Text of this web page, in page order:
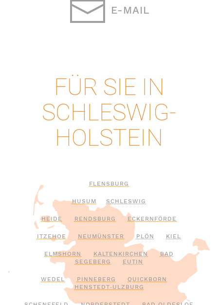
E-MAIL
FÜR SIE IN
SCHLESWIG-
HOLSTEIN
FLENSBURG
HUSUM SCHLESWIG
HEIDE RENDSBURG ECKERNFÖRDE
ITZEHOE NEUMÜNSTER PLÖN KIEL
ELMSHORN KALTENKIRCHEN
BAD
SEGEBERG
EUTIN
WEDEL PINNEBERG
QUICKBORN
HENSTEDT‑ULZBURG